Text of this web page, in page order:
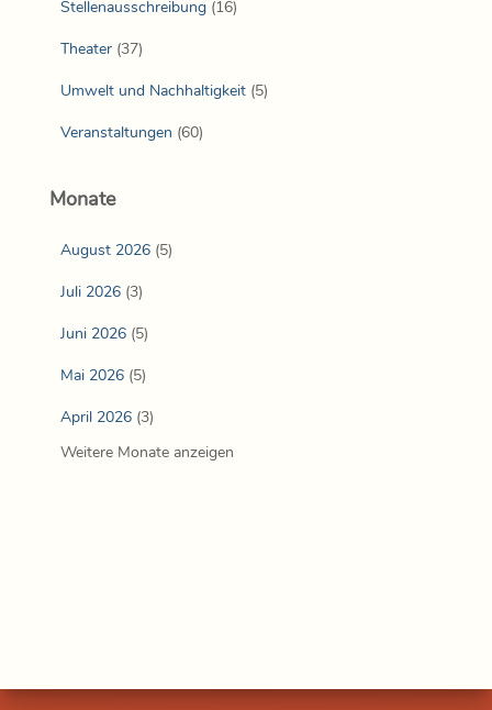
Stellenausschreibung (16)
Theater (37)
Umwelt und Nachhaltigkeit (5)
Veranstaltungen (60)
Monate
August 2026 (5)
Juli 2026 (3)
Juni 2026 (5)
Mai 2026 (5)
April 2026 (3)
Weitere Monate anzeigen